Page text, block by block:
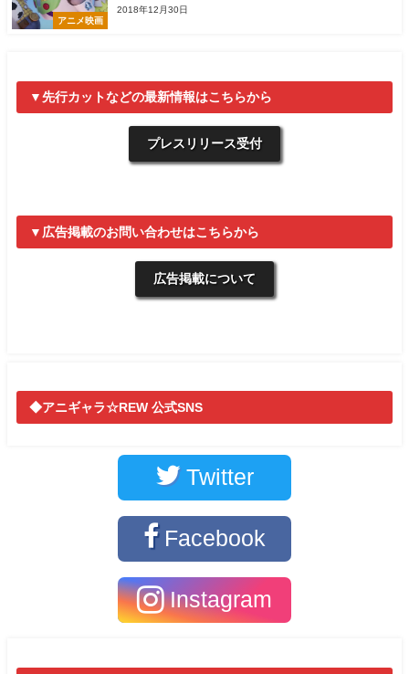
アニメ映画
2018年12月30日
▼先行カットなどの最新情報はこちらから
プレスリリース受付
▼広告掲載のお問い合わせはこちらから
広告掲載について
◆アニギャラ☆REW 公式SNS
Twitter
Facebook
Instagram